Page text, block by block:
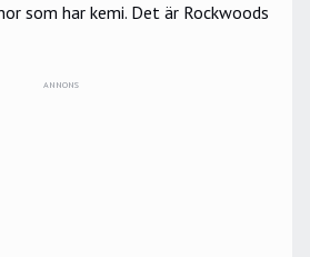
som har kemi. Det är Rockwoods
ANNONS